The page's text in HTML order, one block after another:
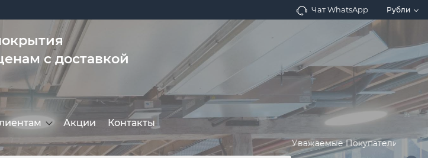
Чат WhatsApp Рубли
с доставкой
Акции Контакты
Уважаемые Покупатели!